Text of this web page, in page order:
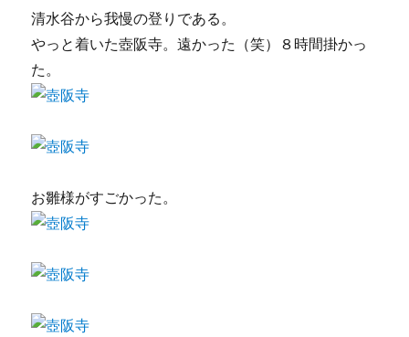
清水谷から我慢の登りである。
やっと着いた壺阪寺。遠かった（笑）８時間掛かっ
た。
お雛様がすごかった。